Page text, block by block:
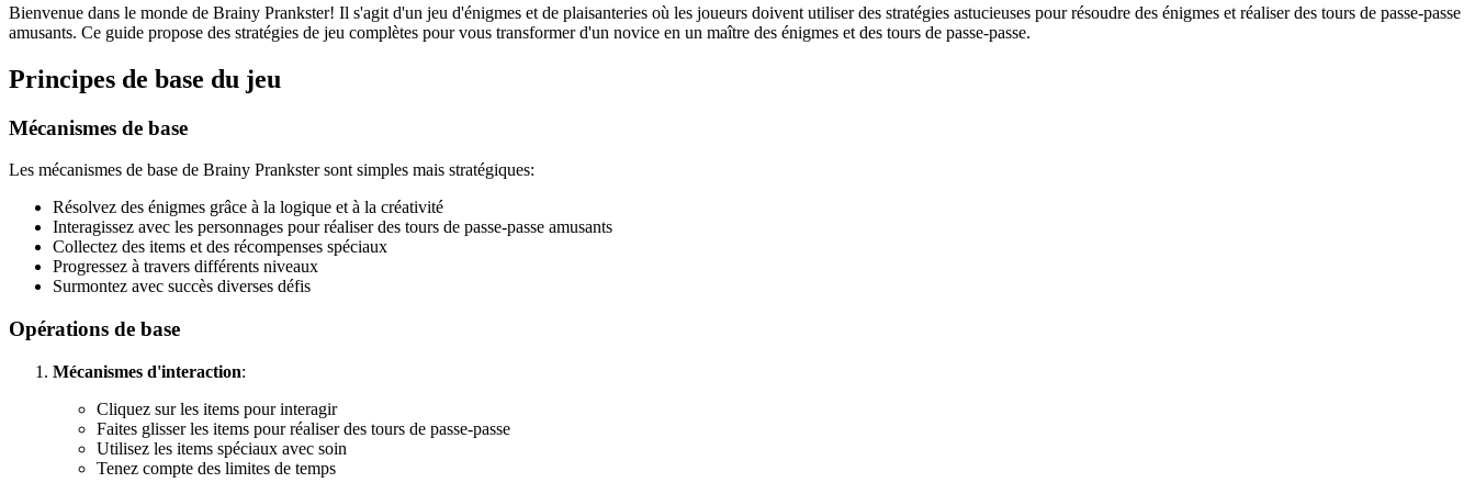
Bienvenue dans le monde de Brainy Prankster! Il s'agit d'un jeu d'énigmes et de plaisanteries où les joueurs doivent utiliser des stratégies astucieuses pour résoudre des énigmes et réaliser des tours de passe-passe
amusants. Ce guide propose des stratégies de jeu complètes pour vous transformer d'un novice en un maître des énigmes et des tours de passe-passe.
Principes de base du jeu
Mécanismes de base
Les mécanismes de base de Brainy Prankster sont simples mais stratégiques:
Résolvez des énigmes grâce à la logique et à la créativité
Interagissez avec les personnages pour réaliser des tours de passe-passe amusants
Collectez des items et des récompenses spéciaux
Progressez à travers différents niveaux
Surmontez avec succès diverses défis
Opérations de base
Mécanismes d'interaction:
Cliquez sur les items pour interagir
Faites glisser les items pour réaliser des tours de passe-passe
Utilisez les items spéciaux avec soin
Tenez compte des limites de temps